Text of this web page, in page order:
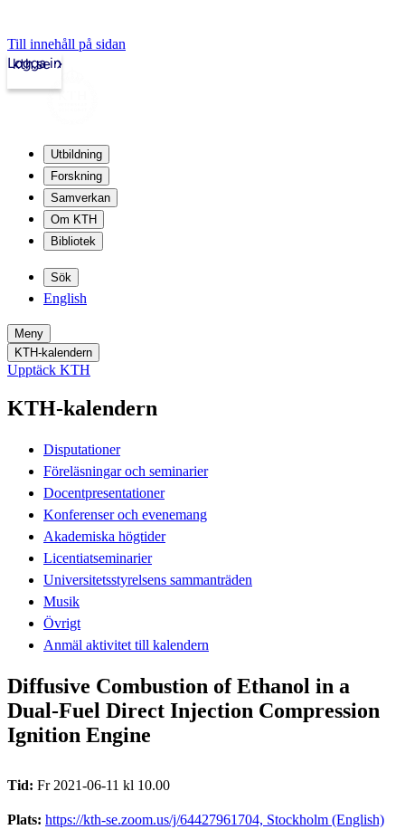
Till innehåll på sidan
kth.se
Logga in
Utbildning
Forskning
Samverkan
Om KTH
Bibliotek
Sök
English
Meny
KTH-kalendern
Upptäck KTH
KTH-kalendern
Disputationer
Föreläsningar och seminarier
Docentpresentationer
Konferenser och evenemang
Akademiska högtider
Licentiatseminarier
Universitetsstyrelsens sammanträden
Musik
Övrigt
Anmäl aktivitet till kalendern
Diffusive Combustion of Ethanol in a
Dual-Fuel Direct Injection Compression
Ignition Engine
Tid: Fr 2021-06-11 kl 10.00
Plats: https://kth-se.zoom.us/j/64427961704, Stockholm (English)